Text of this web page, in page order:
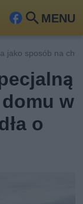
MENU
Fa
ook
Szu
jako sposób na
w
o